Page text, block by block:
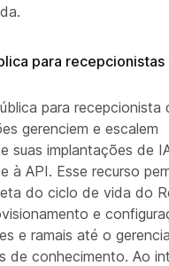
para recepcionistas
para recepcionista
gerenciem e escalem
suas implantações de
à API. Esse recurso
do ciclo de vida do
e
e ramais até o
de conhecimento. Ao